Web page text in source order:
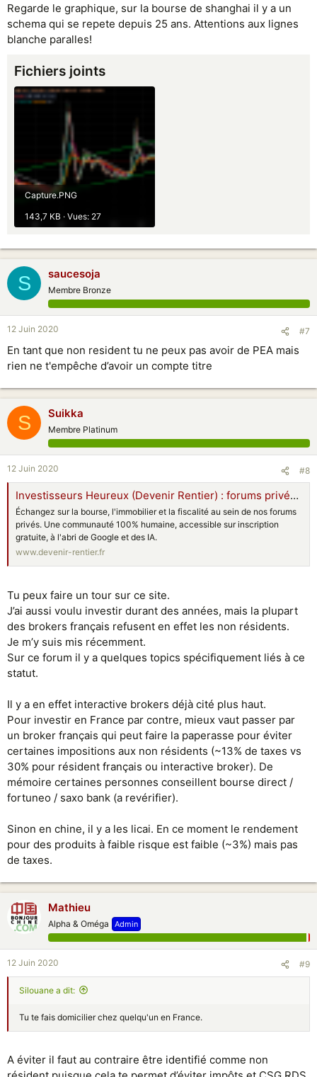
Regarde le graphique, sur la bourse de shanghai il y a un
schema qui se repete depuis 25 ans. Attentions aux lignes
blanche paralles!
Fichiers joints
Capture.PNG
143,7 KB · Vues: 27
S saucesoja
Membre Bronze
12 Juin 2020 #7
En tant que non resident tu ne peux pas avoir de PEA mais
rien ne t'empêche d’avoir un compte titre
S Suikka
Membre Platinum
12 Juin 2020 #8
Investisseurs Heureux (Devenir Rentier) : forums privés et conseils | Les Investisseurs Heureux
Échangez sur la bourse, l'immobilier et la fiscalité au sein de nos forums
privés. Une communauté 100% humaine, accessible sur inscription
gratuite, à l'abri de Google et des IA.
www.devenir-rentier.fr
Tu peux faire un tour sur ce site.
J’ai aussi voulu investir durant des années, mais la plupart
des brokers français refusent en effet les non résidents.
Je m’y suis mis récemment.
Sur ce forum il y a quelques topics spécifiquement liés à ce
statut.
Il y a en effet interactive brokers déjà cité plus haut.
Pour investir en France par contre, mieux vaut passer par
un broker français qui peut faire la paperasse pour éviter
certaines impositions aux non résidents (~13% de taxes vs
30% pour résident français ou interactive broker). De
mémoire certaines personnes conseillent bourse direct /
fortuneo / saxo bank (a revérifier).
Sinon en chine, il y a les licai. En ce moment le rendement
pour des produits à faible risque est faible (~3%) mais pas
de taxes.
Mathieu
Alpha & Oméga Admin
12 Juin 2020 #9
Silouane a dit:
Tu te fais domicilier chez quelqu'un en France.
A éviter il faut au contraire être identifié comme non